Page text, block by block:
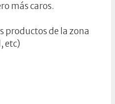
más caros.
productos de la zona
etc)